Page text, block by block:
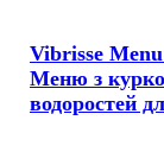
Vibrisse Menu
Меню з
водоростей